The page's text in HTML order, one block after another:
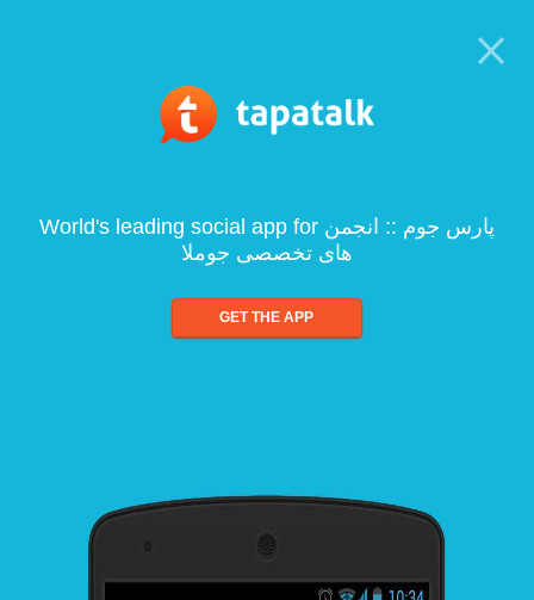
World's leading social app for پارس جوم :: انجمن
های تخصصی جوملا
GET THE APP